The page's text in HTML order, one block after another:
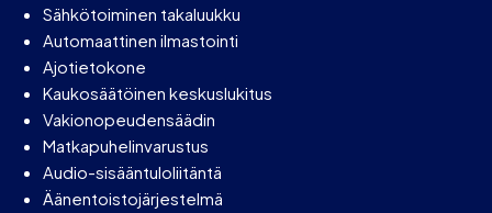
Sähkötoiminen takaluukku
Automaattinen ilmastointi
Ajotietokone
Kaukosäätöinen keskuslukitus
Vakionopeudensäädin
Matkapuhelinvarustus
Audio-sisääntuloliitäntä
Äänentoistojärjestelmä